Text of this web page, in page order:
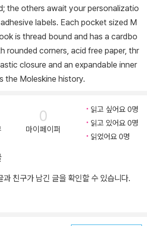
the others await your personalizatio
labels. Each pocket sized M
is thread bound and has a cardbo
rounded corners, acid free paper, thr
closure and an expandable inner
the Moleskine history.
0
마이페이퍼
읽고 싶어요 0명
읽고 있어요 0명
읽었어요 0명
친구가 남긴 글을 확인할 수 있습니다.